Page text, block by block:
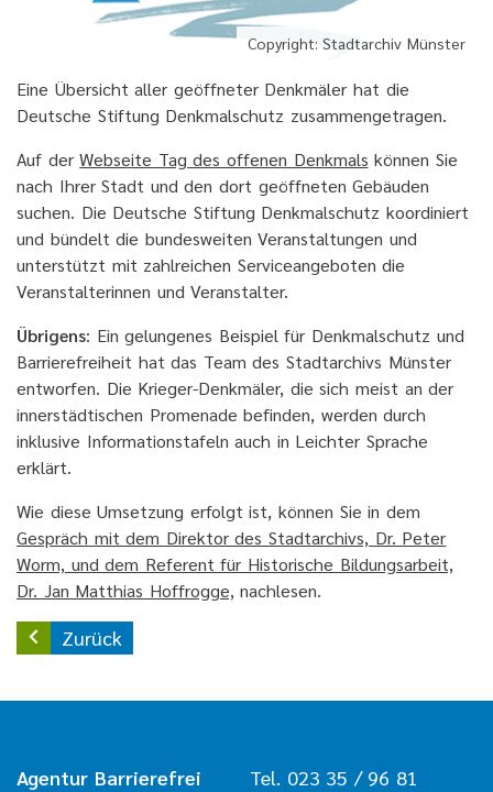
Copyright: Stadtarchiv Münster
Eine Übersicht aller geöffneter Denkmäler hat die
Deutsche Stiftung Denkmalschutz zusammengetragen.
Auf derWebseite Tag des offenen Denkmals können Sie
nach Ihrer Stadt und den dort geöffneten Gebäuden
suchen. Die Deutsche Stiftung Denkmalschutz koordiniert
und bündelt die bundesweiten Veranstaltungen und
unterstützt mit zahlreichen Serviceangeboten die
Veranstalterinnen und Veranstalter.
Übrigens: Ein gelungenes Beispiel für Denkmalschutz und
Barrierefreiheit hat das Team des Stadtarchivs Münster
entworfen. Die Krieger-Denkmäler, die sich meist an der
innerstädtischen Promenade befinden, werden durch
inklusive Informationstafeln auch in Leichter Sprache
erklärt.
Wie diese Umsetzung erfolgt ist, können Sie in dem
Gespräch mit dem Direktor des Stadtarchivs, Dr. Peter
Worm, und dem Referent für Historische Bildungsarbeit,
Dr. Jan Matthias Hoffrogge, nachlesen.
Zurück
Agentur Barrierefrei
Tel. 023 35 / 96 81